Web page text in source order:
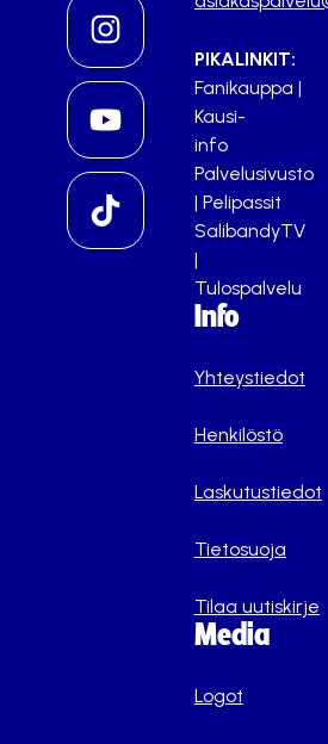
PIKALINKIT:
Fanikauppa |
Kausi-
info
Palvelusivusto
| Pelipassit
SalibandyTV
|
Tulospalvelu
Info
Yhteystiedot
Henkilöstö
Laskutustiedot
Tietosuoja
Tilaa uutiskirje
Media
Logot